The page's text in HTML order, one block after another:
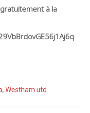
à la
, Westham utd